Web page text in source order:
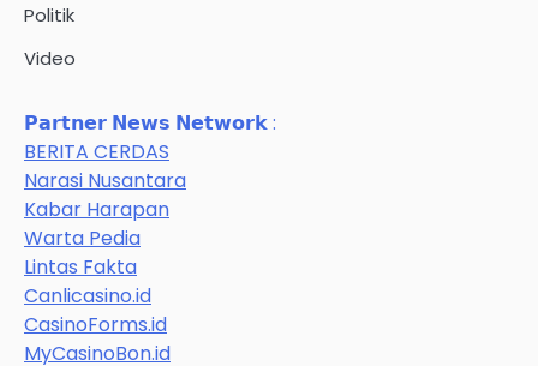
Politik
Video
𝗣𝗮𝗿𝘁𝗻𝗲𝗿 𝗡𝗲𝘄𝘀 𝗡𝗲𝘁𝘄𝗼𝗿𝗸 :
BERITA CERDAS
Narasi Nusantara
Kabar Harapan
Warta Pedia
Lintas Fakta
Canlicasino.id
CasinoForms.id
MyCasinoBon.id